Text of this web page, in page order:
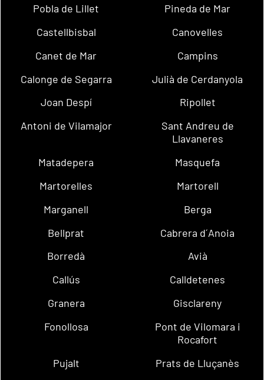
Pobla de Lillet
Pineda de Mar
Castellbisbal
Canovelles
Canet de Mar
Campins
Calonge de Segarra
Julià de Cerdanyola
Joan Despí
Ripollet
Antoni de Vilamajor
Sant Andreu de
Llavaneres
Matadepera
Masquefa
Martorelles
Martorell
Marganell
Berga
Bellprat
Cabrera d´Anoia
Borredà
Avià
Callús
Calldetenes
Granera
Gisclareny
Fonollosa
Pont de Vilomara i
Rocafort
Pujalt
Prats de Lluçanès